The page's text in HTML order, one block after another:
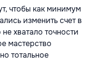
чтобы как минимум
изменить счет в
хватало точности
мастерство
тотальное